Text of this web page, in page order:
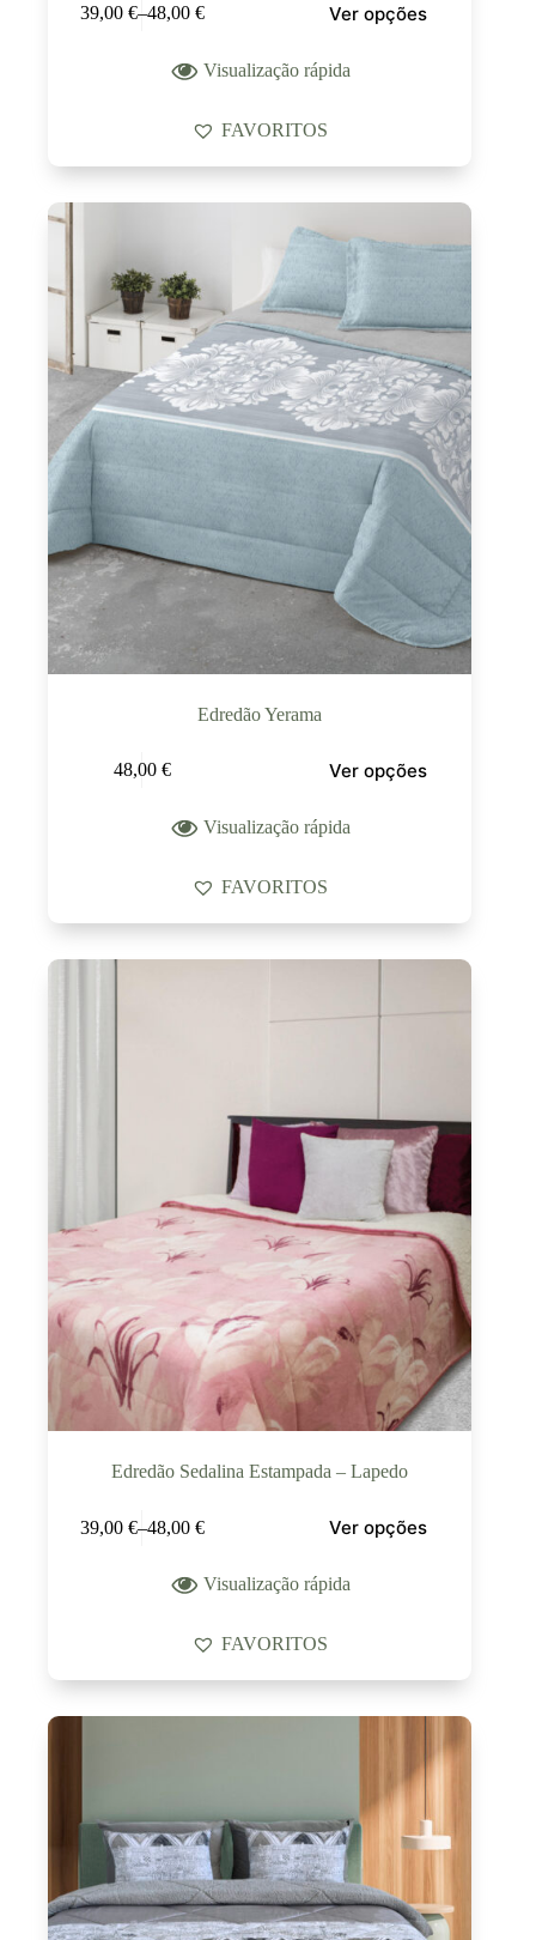
39,00 €–48,00 € Ver opções
Visualização rápida
FAVORITOS
Edredão Yerama
48,00 € Ver opções
Visualização rápida
FAVORITOS
Edredão Sedalina Estampada – Lapedo
39,00 €–48,00 € Ver opções
Visualização rápida
FAVORITOS